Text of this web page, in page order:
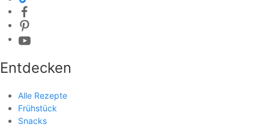
Entdecken
Alle Rezepte
Frühstück
Snacks